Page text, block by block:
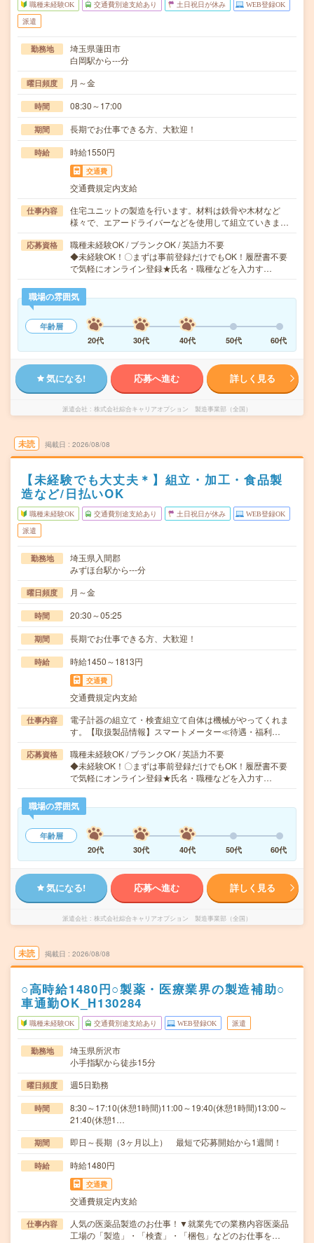
職種未経験OK 交通費別途支給あり 土日祝日が休み WEB登録OK
派遣
勤務地
埼玉県蓮田市
白岡駅から---分
曜日頻度 月～金
時間 08:30～17:00
期間 長期でお仕事できる方、大歓迎！
時給 時給1550円
交通費
交通費規定内支給
仕事内容
住宅ユニットの製造を行います。材料は鉄骨や木材など
様々で、エアードライバーなどを使用して組立ていきま…
応募資格
職種未経験OK / ブランクOK / 英語力不要
◆未経験OK！〇まずは事前登録だけでもOK！履歴書不要
で気軽にオンライン登録★氏名・職種などを入力す…
職場の雰囲気
年齢層
20代
30代 40代 50代 60代
気になる! 応募へ進む 詳しく見る
派遣会社 株式会社綜合キャリアオプション 製造事業部（全国）
未読 掲載日 2026/08/08
【未経験でも大丈夫＊】組立・加工・食品製
造など/日払いOK
職種未経験OK 交通費別途支給あり 土日祝日が休み WEB登録OK
派遣
勤務地
埼玉県入間郡
みずほ台駅から---分
曜日頻度 月～金
時間 20:30～05:25
期間 長期でお仕事できる方、大歓迎！
時給 時給1450～1813円
交通費
交通費規定内支給
仕事内容
電子計器の組立て・検査組立て自体は機械がやってくれま
す。【取扱製品情報】スマートメーター≪待遇・福利…
応募資格
職種未経験OK / ブランクOK / 英語力不要
◆未経験OK！〇まずは事前登録だけでもOK！履歴書不要
で気軽にオンライン登録★氏名・職種などを入力す…
職場の雰囲気
年齢層
20代
30代 40代 50代 60代
気になる! 応募へ進む 詳しく見る
派遣会社 株式会社綜合キャリアオプション 製造事業部（全国）
未読 掲載日 2026/08/08
○高時給1480円○製薬・医療業界の製造補助○
車通勤OK_H130284
職種未経験OK 交通費別途支給あり WEB登録OK 派遣
勤務地
埼玉県所沢市
小手指駅から徒歩15分
曜日頻度 週5日勤務
時間
8:30～17:10(休憩1時間)11:00～19:40(休憩1時間)13:00～
21:40(休憩1…
期間 即日～長期（3ヶ月以上） 最短で応募開始から1週間！
時給 時給1480円
交通費
交通費規定内支給
仕事内容
人気の医薬品製造のお仕事！▼就業先での業務内容医薬品
工場の「製造」・「検査」・「梱包」などのお仕事を…